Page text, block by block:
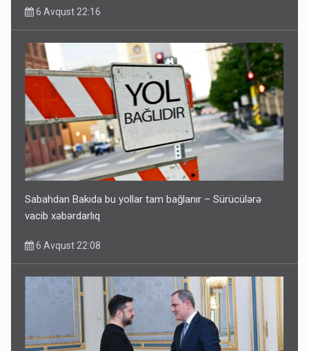
6 Avqust 22:16
Sabahdan Bakıda bu yollar tam bağlanır – Sürücülərə
vacib xəbərdarlıq
6 Avqust 22:08